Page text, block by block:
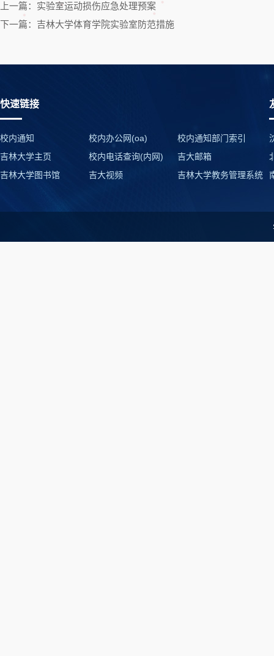
上一篇：实验室运动损伤应急处理预案
下一篇：吉林大学体育学院实验室防范措施
快速链接
校内通知 校内办公网(oa)
校内通知部门索引
吉林大学主页
校内电话查询(内网)
吉大邮箱
吉林大学图书馆
吉大视频 吉林大学教务管理系统